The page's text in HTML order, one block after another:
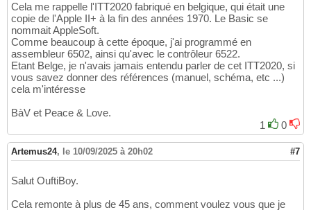
Cela me rappelle l'ITT2020 fabriqué en belgique, qui était une
copie de l'Apple II+ à la fin des années 1970. Le Basic se
nommait AppleSoft.
Comme beaucoup à cette époque, j'ai programmé en
assembleur 6502, ainsi qu'avec le contrôleur 6522.
Etant Belge, je n'avais jamais entendu parler de cet ITT2020, si
vous savez donner des références (manuel, schéma, etc ...)
cela m'intéresse
BàV et Peace & Love.
1
0
Artemus24, le 10/09/2025 à 20h02 #7
Salut OuftiBoy.
Cela remonte à plus de 45 ans, comment voulez vous que je